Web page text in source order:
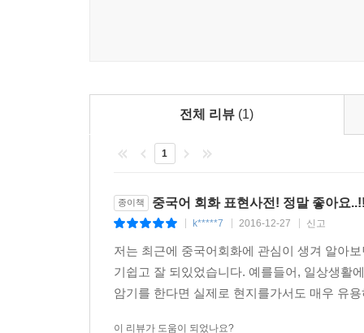
전체 리뷰 (1)
1
종이책 중국어 회화 표현사전! 정말 좋아요
k*****7 2016-12-27 신고
저는 최근에 중국어회화에 관심이 생겨 알아
기쉽고 잘 되있었습니다. 예를들어, 일상생활
암기를 한다면 실제로 현지를가서도 매우 유
이 리뷰가 도움이 되었나요?